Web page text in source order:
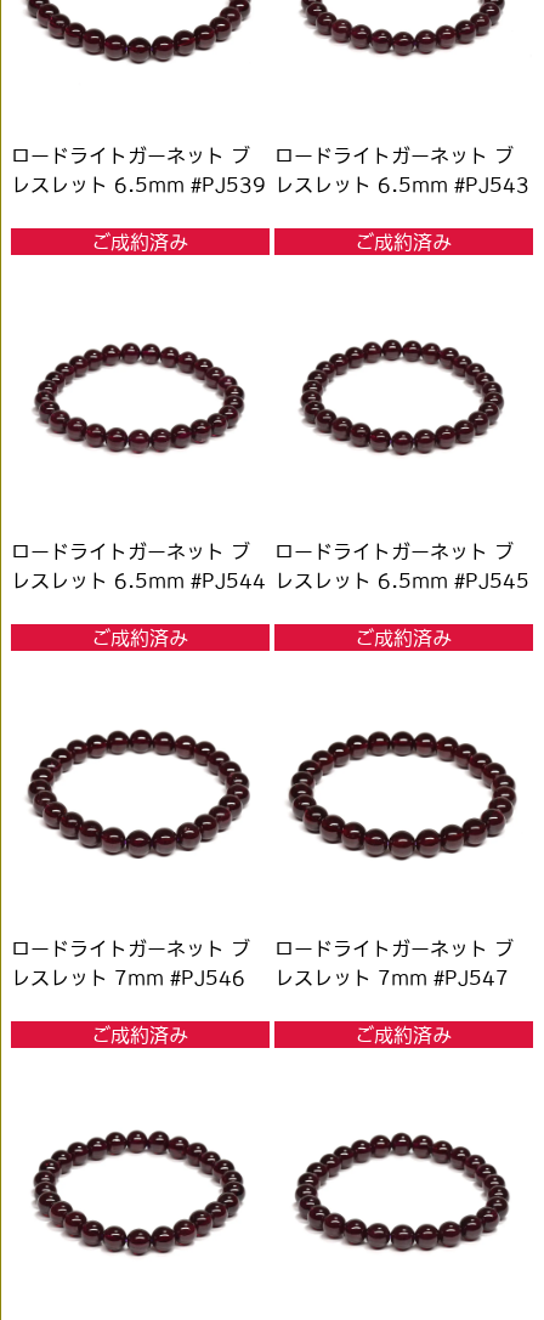
ロードライトガーネット ブ
レスレット 6.5mm #PJ539
ご成約済み
ロードライトガーネット ブ
レスレット 6.5mm #PJ543
ご成約済み
ロードライトガーネット ブ
レスレット 6.5mm #PJ544
ご成約済み
ロードライトガーネット ブ
レスレット 6.5mm #PJ545
ご成約済み
ロードライトガーネット ブ
レスレット 7mm #PJ546
ご成約済み
ロードライトガーネット ブ
レスレット 7mm #PJ547
ご成約済み